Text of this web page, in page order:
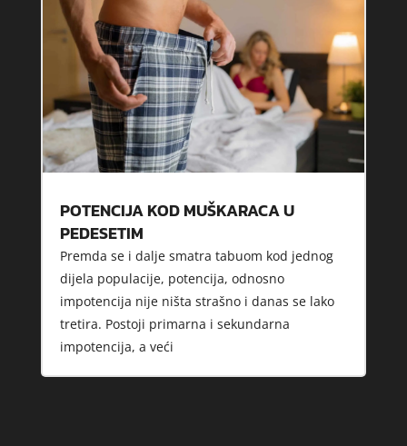
POTENCIJA KOD MUŠKARACA U
PEDESETIM
Premda se i dalje smatra tabuom kod jednog
dijela populacije, potencija, odnosno
impotencija nije ništa strašno i danas se lako
tretira. Postoji primarna i sekundarna
impotencija, a veći